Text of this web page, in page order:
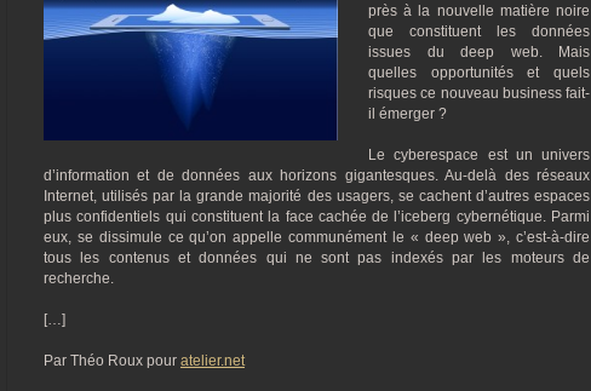
près à la nouvelle matière noire
que constituent les données
issues du deep web. Mais
quelles opportunités et quels
risques ce nouveau business fait-
il émerger ?
Le cyberespace est un univers
d’information et de données aux horizons gigantesques. Au-delà des réseaux
Internet, utilisés par la grande majorité des usagers, se cachent d’autres espaces
plus confidentiels qui constituent la face cachée de l’iceberg cybernétique. Parmi
eux, se dissimule ce qu’on appelle communément le « deep web », c’est-à-dire
tous les contenus et données qui ne sont pas indexés par les moteurs de
recherche.
[…]
Par Théo Roux pour atelier.net